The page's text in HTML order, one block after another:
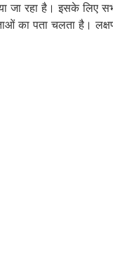
जा रहा है। इसके लिए
का पता चलता है।